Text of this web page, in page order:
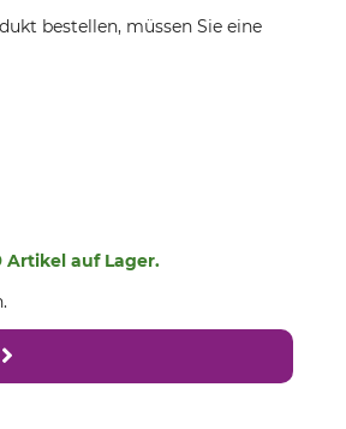
bestellen, müssen Sie eine
Artikel auf Lager.